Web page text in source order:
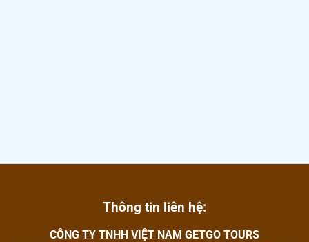
Thông tin liên hệ:
CÔNG TY TNHH VIỆT NAM GETGO TOURS